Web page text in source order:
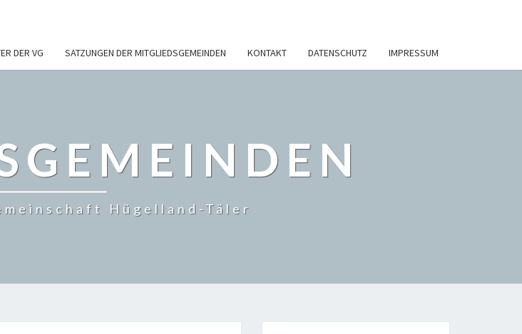
DER VG SATZUNGEN DER MITGLIEDSGEMEINDEN KONTAKT DATENSCHUTZ IMPRESSUM
Hügelland-Täler